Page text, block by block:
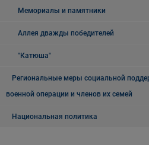
Мемориалы и памятники
Аллея дважды победителей
"Катюша"
Региональные меры социальной
военной операции и членов их семей
Национальная политика